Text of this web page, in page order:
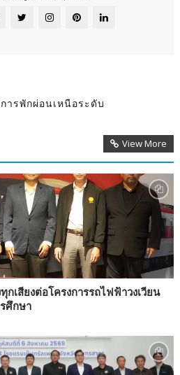
ารพักผ่อนเหนือระดับ
View More
กเสียงต่อโครงการรถไฟฟ้าวงเวียน
ศึกษา